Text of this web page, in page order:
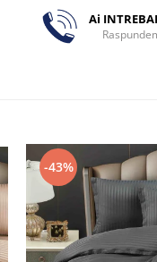
Ai
-43%